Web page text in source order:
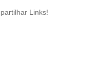
Links!